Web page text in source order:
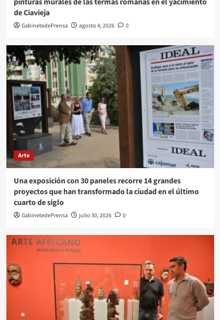
de Ciavieja
GabinetedePrensa agosto 4, 2026 0
Arte
Una exposición con 30 paneles recorre 14 grandes
proyectos que han transformado la ciudad en el último
cuarto de siglo
GabinetedePrensa julio 30, 2026 0